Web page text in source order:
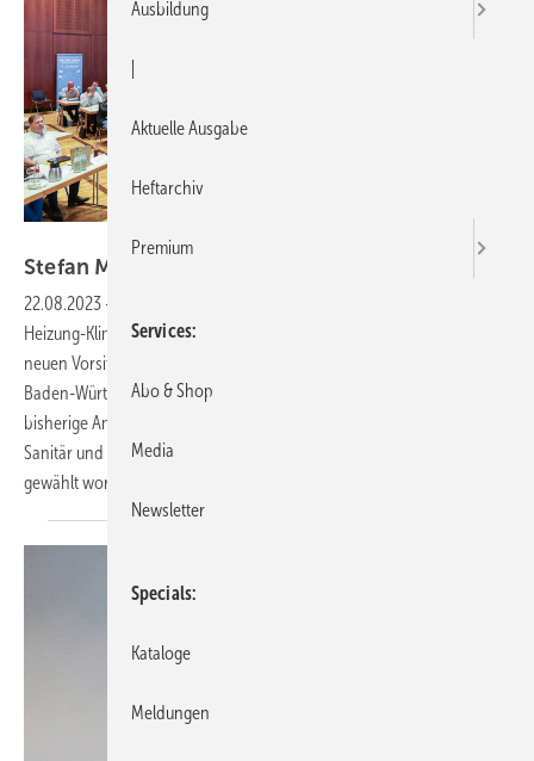
Stefan Menrat h ist der neue Mann an der
22.08.2023 -
Heizung-Klima Heidelberg, wurde am 23. Juni in Göppingen zum
neuen Vorsitzenden des Fachverbandes Sanitär-Heizung-Klima (SHK)
Baden-Württemberg gewählt. Im Rahmen des Verbandtages ist der
bisherige Amts­inhaber, Joachim Butz, Obermeister der Innung für
Sanitär und Heizung Pforzheim-Enzkreis, zum Ehrenvorsitzenden
gewähltworden.
Ausbildung
Aktuelle Ausgabe
Heftarchiv
Premium
Services
Abo & Shop
Media
Newsletter
Specials
Kataloge
Meldungen